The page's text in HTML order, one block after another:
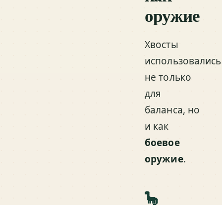
оружие
Хвосты
использовались
не только
для
баланса, но
и как
боевое
оружие.
🦕